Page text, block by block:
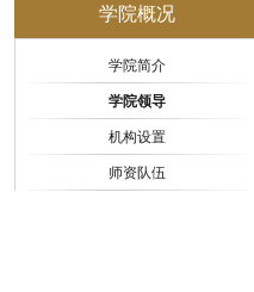
学院概况
学院简介
学院领导
机构设置
师资队伍